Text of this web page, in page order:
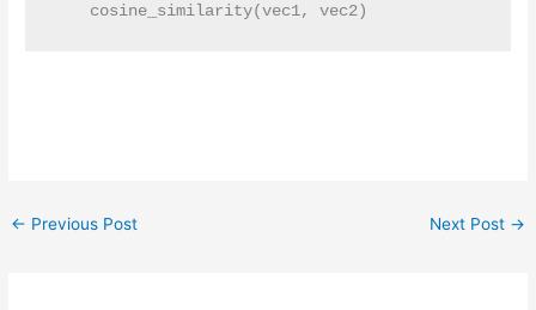
cosine_similarity(vec1, vec2)
← Previous Post Next Post →